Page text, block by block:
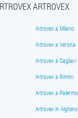
ARTROVEX
Artrovex a Milano
Artrovex a Verona
Artrovex a Cagliari
Artrovex a Rimini
Artrovex a Palermo
Artrovex in Alghero